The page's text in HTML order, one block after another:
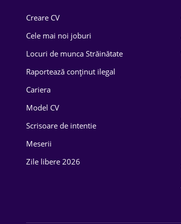
Drept
Educație / Training
Energetică
Farma
Creare CV
Cele mai noi joburi
Locuri de munca Străinătate
Raportează conținut ilegal
Cariera
Model CV
Scrisoare de intentie
Meserii
Zile libere 2026